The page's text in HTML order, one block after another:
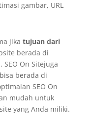
gambar, URL
jika tujuan dari
berada di
On Sitejuga
berada di
SEO On
mudah untuk
yang Anda miliki.